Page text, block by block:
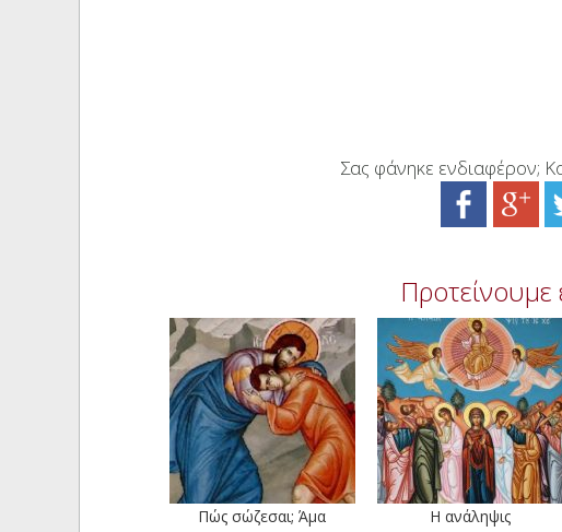
Σας φάνηκε ενδιαφέρον;
Προτείνουμε
Πώς σώζεσαι; Άμα
Η ανάληψις